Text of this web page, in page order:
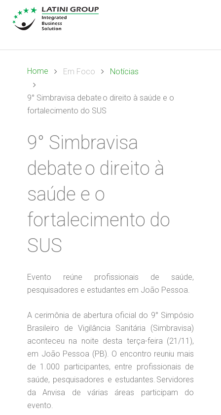
Home Em Foco Notícias
9° Simbravisa debate o direito à saúde e o
fortalecimento do SUS
9° Simbravisa
debate o direito à
saúde e o
fortalecimento do
SUS
Evento reúne profissionais de saúde,
pesquisadores e estudantes em João Pessoa.
A cerimônia de abertura oficial do 9° Simpósio
Brasileiro de Vigilância Sanitária (Simbravisa)
aconteceu na noite desta terça-feira (21/11),
em João Pessoa (PB). O encontro reuniu mais
de 1.000 participantes, entre profissionais de
saúde, pesquisadores e estudantes. Servidores
da Anvisa de várias áreas participam do
evento.